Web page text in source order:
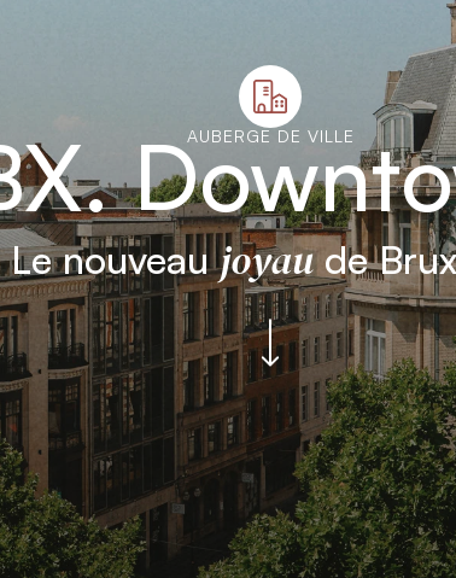
AUBERGE DE VILLE
Le nouveaujoyaude